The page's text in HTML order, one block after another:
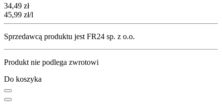
Cena
34,49 zł
45,99 zł/l
Sprzedawcą produktu jest FR24 sp. z o.o.
Produkt nie podlega zwrotowi
Do koszyka